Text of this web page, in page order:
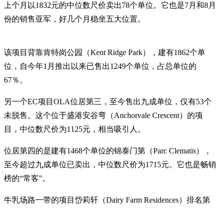
上个月以1832元的中位数尺价卖出78个单位。它也是7月和8月
份的销售亚军，好几个月稳坐五大位置。
该项目背靠肯特岗公园（Kent Ridge Park），建有1862个单
位，自今年1月推出以来已售出1249个单位，占总单位的
67％。
另一个EC项目OLA位居第三，至今售出九成单位，仅有53个
未脱售。这个位于盛港安谷弯（Anchorvale Crescent）的项
目，中位数尺价为1125元，相当吸引人。
位居第四的是建有1468个单位的锦泰门第（Parc Clematis），
至今超过九成单位已卖出，中位数尺价为1715元。它也是畅销
榜的“常客”。
牛乳场路一带的项目岱莉轩（Dairy Farm Residences）排名第